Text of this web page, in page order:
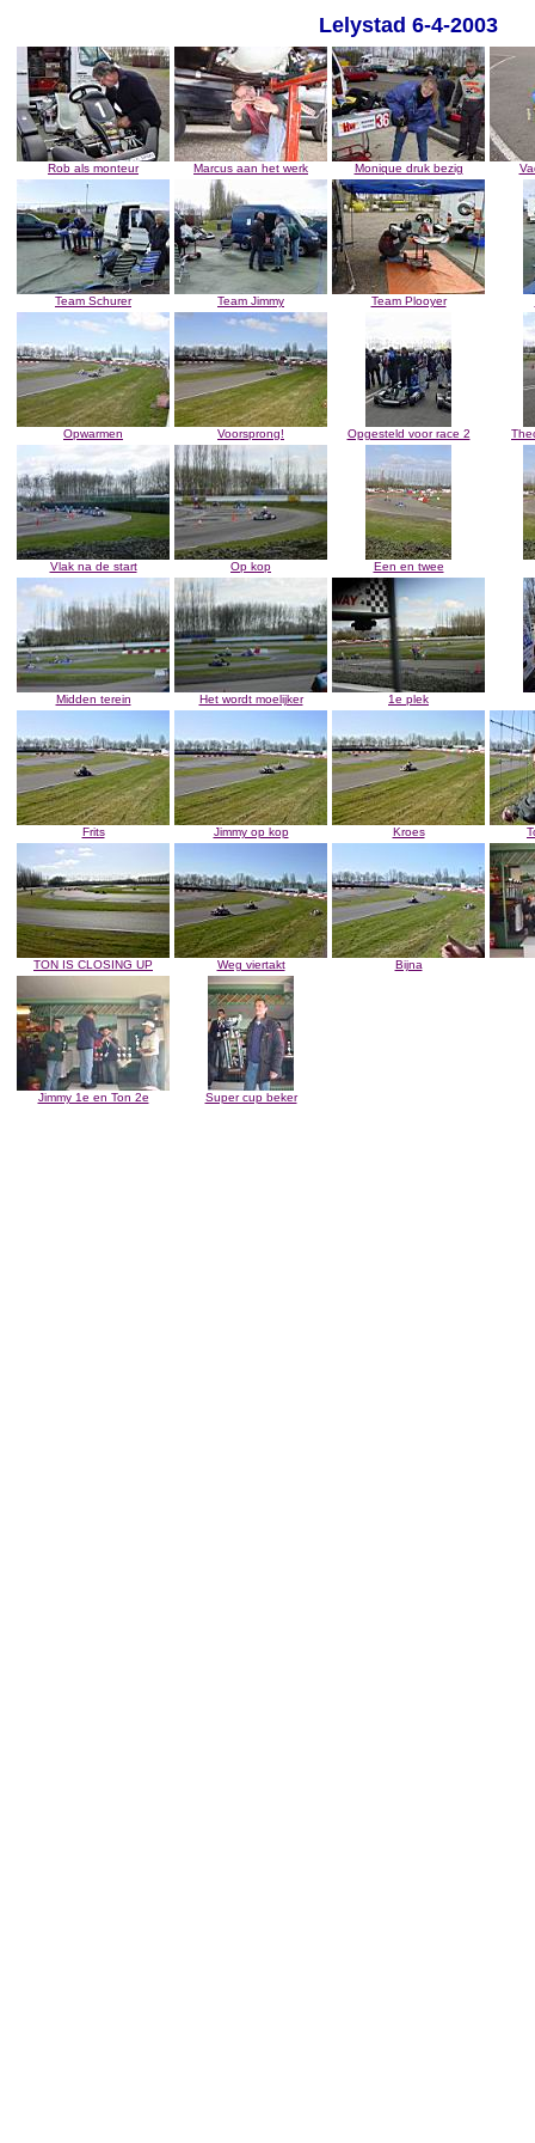
Lelystad 6-4-2003
Rob als monteur Marcus aan het werk Monique druk bezig
Team Schurer Team Jimmy Team Plooyer
Opwarmen Voorsprong! Opgesteld voor race 2
Vlak na de start Op kop Een en twee
Midden terein Het wordt moelijker 1e plek
Frits Jimmy op kop Kroes
TON IS CLOSING UP Weg viertakt Bijna
Jimmy 1e en Ton 2e Super cup beker